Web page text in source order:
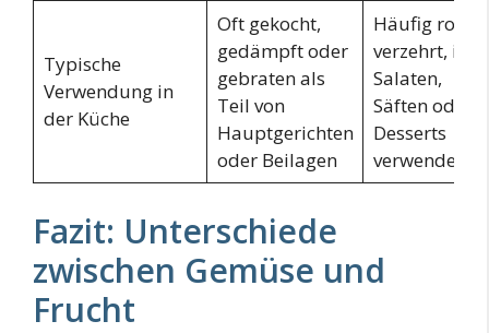
Typische
Verwendung in
der Küche
Oft gekocht,
gedämpft oder
gebraten als
Teil von
Hauptgerichten
oder Beilagen
Häufig roh
verzehrt, in
Salaten,
Säften oder
Desserts
verwendet
Fazit: Unterschiede
zwischen Gemüse und
Frucht